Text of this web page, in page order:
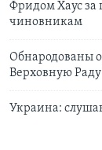
Фридом Хаус за
чиновникам
Обнародованы
Верховную Раду
Украина: